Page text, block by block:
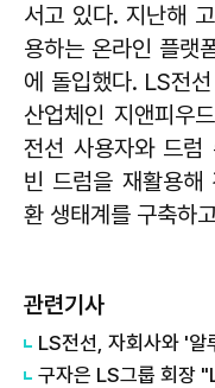
서고 있다. 지난해
용하는 온라인 플랫
에 돌입했다. LS전
산업체인 지앤피우
전선 사용자와 드럼
빈 드럼을 재활용해
환 생태계를 구축하
관련기사
​LS전선, 자회사와 '알